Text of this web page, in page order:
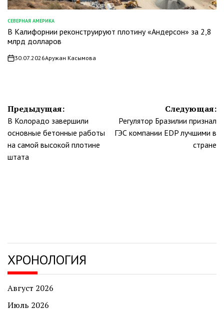
ОПУБЛИКОВАНО
В
СЕВЕРНАЯ АМЕРИКА
В Калифорнии реконструируют плотину «Андерсон» за 2,8
млрд долларов
on30.07.2026Аружан Касымова
Навигация
по
записям
Предыдущая:
В Колорадо завершили
основные бетонные работы
на самой высокой плотине
штата
Следующая:
Регулятор Бразилии признал
ГЭС компании EDP лучшими в
стране
ХРОНОЛОГИЯ
Август 2026
Июль 2026